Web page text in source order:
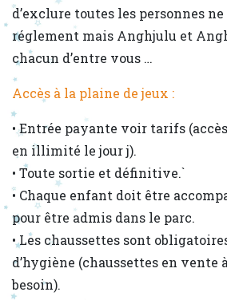
d’exclure toutes les personnes
réglement mais Anghjulu et
chacun d’entre vous …
Accès à la plaine de jeux :
• Entrée payante voir tarifs
en illimité le jour j).
• Toute sortie et définitive.`
• Chaque enfant doit être
pour être admis dans le parc.
• Les chaussettes sont
d’hygiène (chaussettes en vente
besoin).